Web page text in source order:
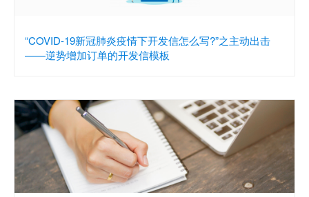
“COVID-19新冠肺炎疫情下开发信怎么写?”之主动出击
——逆势增加订单的开发信模板